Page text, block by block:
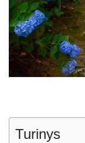
Turinys